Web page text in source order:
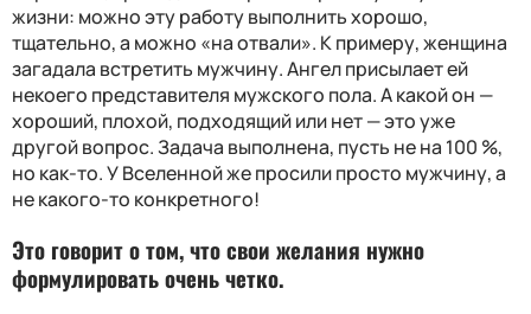
жизни: можно эту работу выполнить хорошо,
тщательно, а можно «на отвали». К примеру, женщина
загадала встретить мужчину. Ангел присылает ей
некоего представителя мужского пола. А какой он —
хороший, плохой, подходящий или нет — это уже
другой вопрос. Задача выполнена, пусть не на 100 %,
но как-то. У Вселенной же просили просто мужчину, а
не какого-то конкретного!
Это говорит о том, что свои желания нужно
формулировать очень четко.